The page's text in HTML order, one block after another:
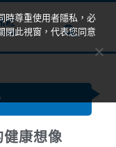
康想像
時尊重使用者隱私，必
閉此視窗，代表您同意